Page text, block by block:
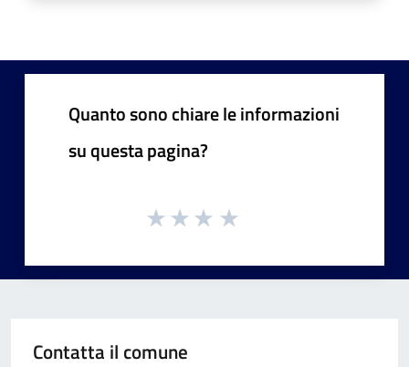
Quanto sono chiare le informazioni
su questa pagina?
Contatta il comune